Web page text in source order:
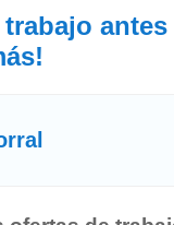
NUTRESA,
NUTRESA,
trabajo